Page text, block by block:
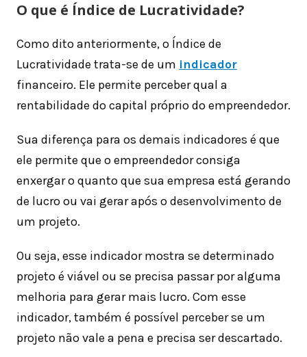
O que é Índice de Lucratividade?
Como dito anteriormente, o Índice de
Lucratividade trata-se de um indicador
financeiro. Ele permite perceber qual a
rentabilidade do capital próprio do empreendedor.
Sua diferença para os demais indicadores é que
ele permite que o empreendedor consiga
enxergar o quanto que sua empresa está gerando
de lucro ou vai gerar após o desenvolvimento de
um projeto.
Ou seja, esse indicador mostra se determinado
projeto é viável ou se precisa passar por alguma
melhoria para gerar mais lucro. Com esse
indicador, também é possível perceber se um
projeto não vale a pena e precisa ser descartado.